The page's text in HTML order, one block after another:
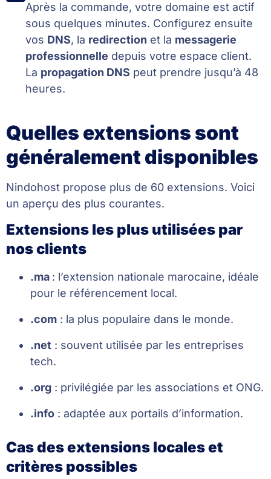
Après la commande, votre domaine est actif
sous quelques minutes. Configurez ensuite
vos DNS, la redirection et la messagerie
professionnelle depuis votre espace client.
La propagation DNS peut prendre jusqu’à 48
heures.
Quelles extensions sont
généralement disponibles
Nindohost propose plus de 60 extensions. Voici
un aperçu des plus courantes.
Extensions les plus utilisées par
nos clients
.ma : l’extension nationale marocaine, idéale
pour le référencement local.
.com : la plus populaire dans le monde.
.net : souvent utilisée par les entreprises
tech.
.org : privilégiée par les associations et ONG.
.info : adaptée aux portails d’information.
Cas des extensions locales et
critères possibles